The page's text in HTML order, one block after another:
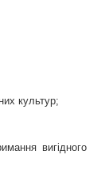
культур;
вигідного